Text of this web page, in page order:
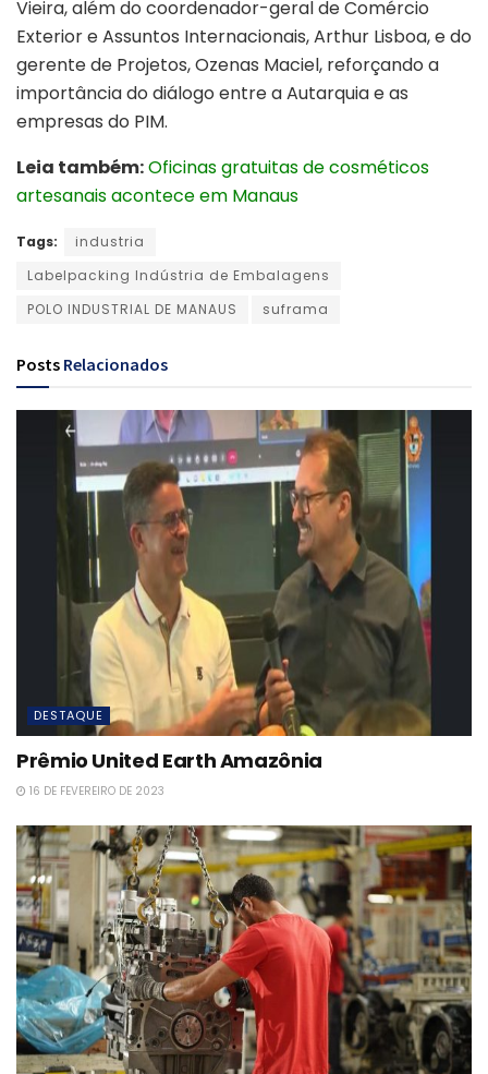
Vieira, além do coordenador-geral de Comércio
Exterior e Assuntos Internacionais, Arthur Lisboa, e do
gerente de Projetos, Ozenas Maciel, reforçando a
importância do diálogo entre a Autarquia e as
empresas do PIM.
Leia também:Oficinas gratuitas de cosméticos
artesanais acontece em Manaus
Tags:
industria
Labelpacking Indústria de Embalagens
POLO INDUSTRIAL DE MANAUS
suframa
Posts Relacionados
DESTAQUE
Prêmio United Earth Amazônia
16 DE FEVEREIRO DE 2023